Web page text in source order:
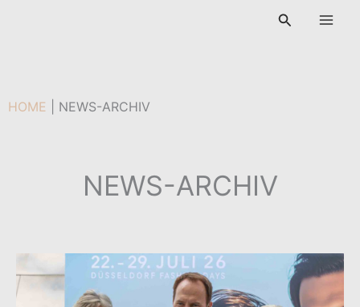
Suchen
HOME NEWS-ARCHIV
NEWS-ARCHIV